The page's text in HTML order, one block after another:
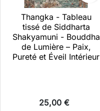
Thangka - Tableau
tissé de Siddharta
Shakyamuni - Bouddha
de Lumière – Paix,
Pureté et Éveil Intérieur
25,00 €